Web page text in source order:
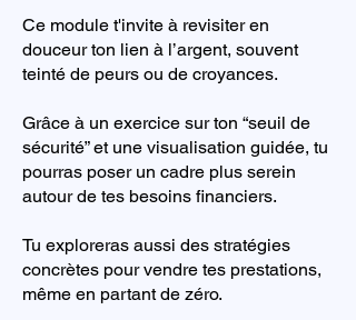
Ce module t'invite à revisiter en
douceur ton lien à l’argent, souvent
teinté de peurs ou de croyances.
Grâce à un exercice sur ton “seuil de
sécurité” et une visualisation guidée, tu
pourras poser un cadre plus serein
autour de tes besoins financiers.
Tu exploreras aussi des stratégies
concrètes pour vendre tes prestations,
même en partant de zéro.